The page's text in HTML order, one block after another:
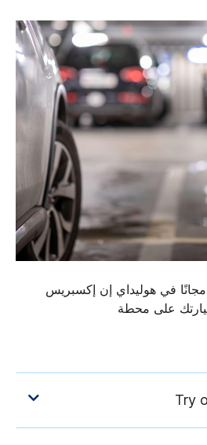
في هوليداي إن إكسبريس
على محطة